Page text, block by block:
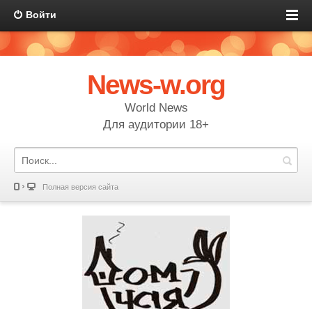
Войти
News-w.org
World News
Для аудитории 18+
Полная версия сайта